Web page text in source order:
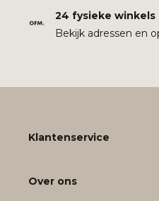
24 fysieke winkels
Bekijk adressen en
Klantenservice
Over ons